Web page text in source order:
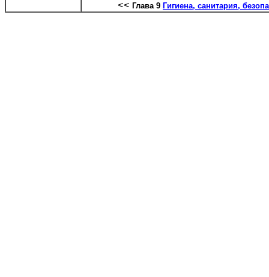
<< Глава 9 Гигиена, санитария,